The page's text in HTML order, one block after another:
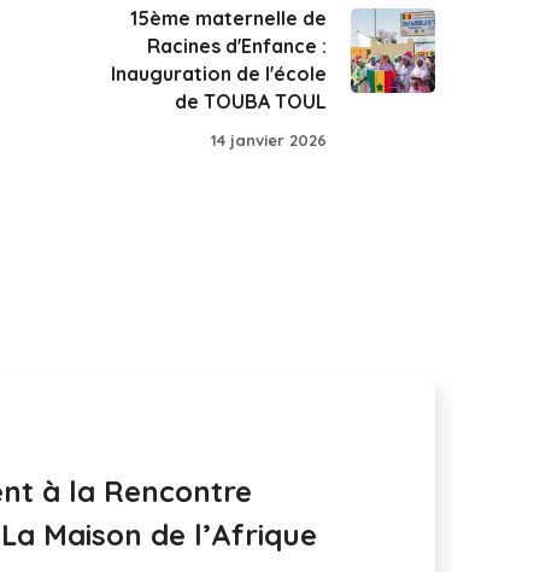
15ème maternelle de
Racines d'Enfance :
Inauguration de l'école
de TOUBA TOUL
14 janvier 2026
à la Rencontre
Maison de l’Afrique